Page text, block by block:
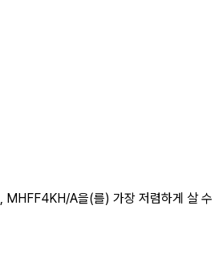
A을(를) 가장 저렴하게 살 수